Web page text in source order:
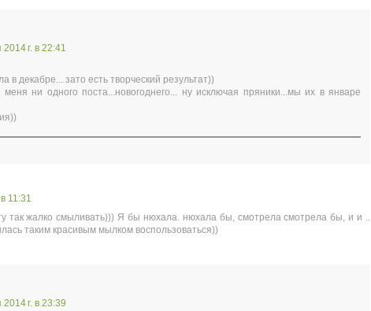
г. в 22:41
в декабре... зато есть творческий результат))
ни одного поста...новогоднего... ну исключая пряники...мы их в январе
11:31
так жалко смыливать))) Я бы нюхала. нюхала бы, смотрела смотрела бы, и и ..
таким красивым мылком воспользоваться))
г. в 23:39